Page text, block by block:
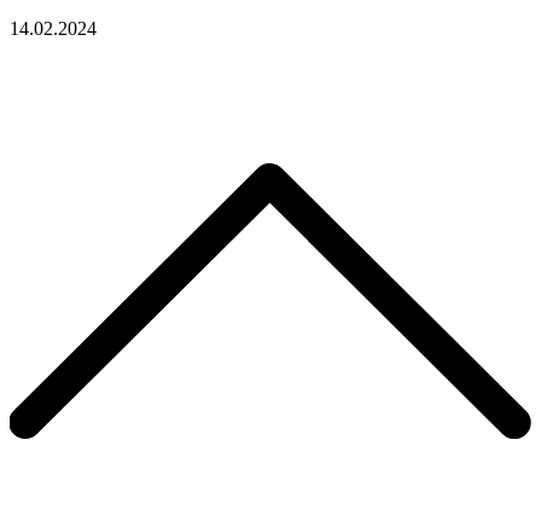
14.02.2024